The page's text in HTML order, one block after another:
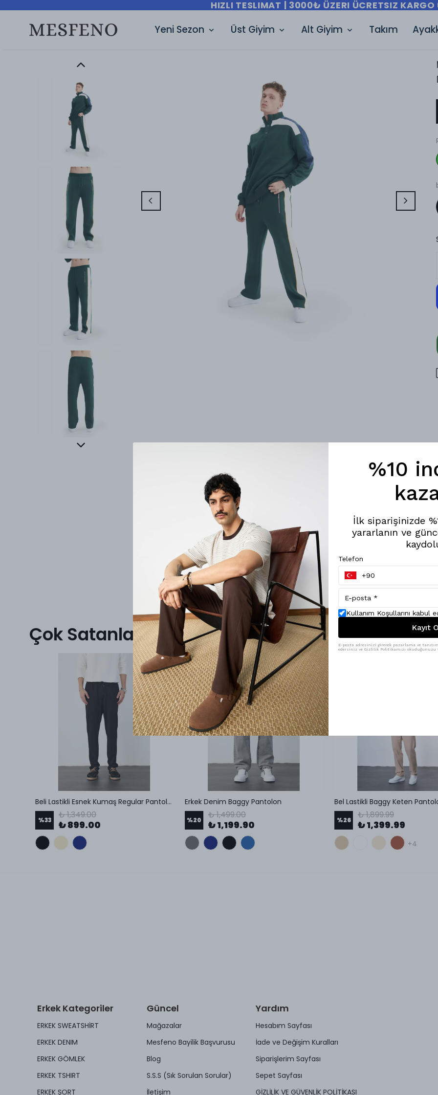
HIZLI TESLIMAT | 3000₺ ÜZERI ÜCRETSIZ KARGO
Yeni Sezon Üst Giyim Alt Giyim Takım
Çok Satanlar
Beli Lastikli Esnek Kumaş Regular Pantolon
%33 ₺ 1,349.00
₺ 899.00
Erkek Denim Baggy Pantolon
%20 ₺ 1,499.00
₺ 1,199.90
Bel Lastikli Baggy Keten
%26 ₺ 1,899.99
₺ 1,399.99
+4
Erkek Kategoriler
ERKEK SWEATSHİRT
ERKEK DENIM
ERKEK GÖMLEK
ERKEK TSHIRT
ERKEK ŞORT
Güncel
Mağazalar
Mesfeno Bayilik Başvurusu
Blog
S.S.S (Sık Sorulan Sorular)
İletişim
Yardım
Hesabım Sayfası
İade ve Değişim Kuralları
Siparişlerim Sayfası
Sepet Sayfası
GİZLİLİK VE GÜVENLİK POLİTİKASI
%10
İlk siparişinizde
yararlanın ve
Telefon
Kullanım Koşullarını kabul
Kayıt
E-posta adresinizi girerek pazarlama ve
edersiniz ve Gizlilik Politikamızı okuduğunuzu